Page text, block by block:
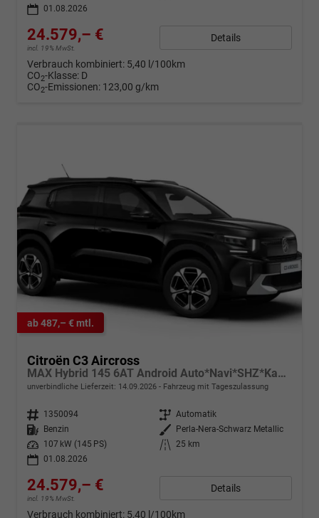
01.08.2026
24.579,– €
incl. 19% MwSt.
Details
Verbrauch kombiniert: 5,40 l/100km
CO2-Klasse: D
CO2-Emissionen: 123,00 g/km
ab 487,– € mtl.
Citroën C3 Aircross
MAX Hybrid 145 6AT Android Auto*Navi*SHZ*Kamera*Totwinkel*Keyless*17"*Klimaauto
unverbindliche Lieferzeit: 14.09.2026 Fahrzeug mit Tageszulassung
Fahrzeugnr. 1350094 Getriebe Automatik
Kraftstoff
Benzin Außenfarbe
Perla-Nera-Schwarz Metallic
Leistung
107 kW (145 PS) Kilometerstand
25 km
01.08.2026
24.579,– €
incl. 19% MwSt.
Details
Verbrauch kombiniert: 5,40 l/100km